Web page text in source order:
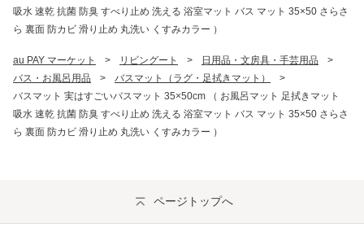
吸水 速乾 抗菌 防臭 すべり止め 洗える 浴室マット バス マット 35×50 さらさ
ら 裏面 防カビ 滑り止め 丸洗い くすみカラー ）
au PAY マーケット > リビングート > 日用品・文房具・手芸用品
>
バス・お風呂用品
> バスマット（ラグ・足拭きマット）
>
バスマット 実はすごいバスマット 35×50cm （ お風呂マット 足拭きマット
吸水 速乾 抗菌 防臭 すべり止め 洗える 浴室マット バス マット 35×50 さらさ
ら 裏面 防カビ 滑り止め 丸洗い くすみカラー ）
ページトップへ